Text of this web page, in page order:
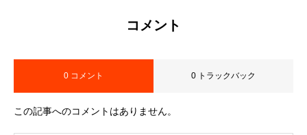
コメント
0 コメント 0 トラックバック
この記事へのコメントはありません。